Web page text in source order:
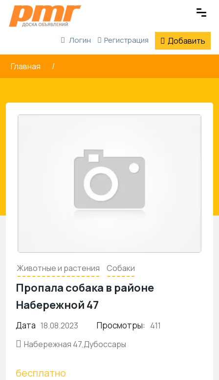
Логин Регистрация Добавить
Главная
Животные и растения Собаки
Пропала собака в районе
Набережной 47
Дата 18.08.2023 Просмотры: 411
Набережная 47,Дубоссары
бесплатно